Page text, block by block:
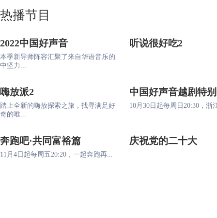
热播节目
2022中国好声音
本季新导师阵容汇聚了来自华语音乐的
中坚力...
听说很好吃2
嗨放派2
踏上全新的嗨放探索之旅，找寻满足好
奇的唯...
中国好声音越剧特
10月30日起每周日20:30，浙
奔跑吧·共同富裕篇
11月4日起每周五20:20，一起奔跑再...
庆祝党的二十大